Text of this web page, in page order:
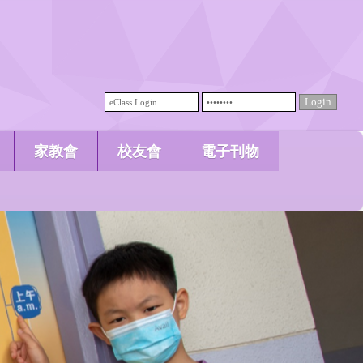
家教會 校友會 電子刊物